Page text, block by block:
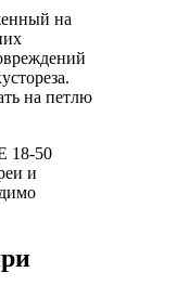
на
на петлю
18-50
и